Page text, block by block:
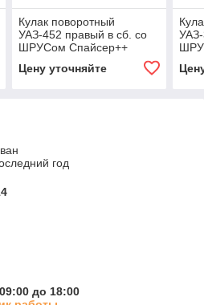
Кулак поворотный
УАЗ-452 правый в сб. со
ШРУСом Спайсер++
Цену уточняйте
год
до 18:00